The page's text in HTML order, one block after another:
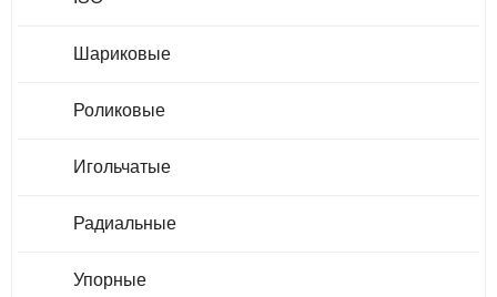
Шариковые
Роликовые
Игольчатые
Радиальные
Упорные